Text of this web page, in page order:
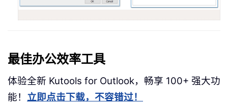
最佳办公效率工具
体验全新 Kutools for Outlook，畅享 100+ 强大功
能！ 立即点击下载，不容错过！